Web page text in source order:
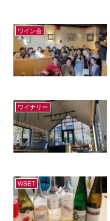
ワイン会
ワイナリー
WSET